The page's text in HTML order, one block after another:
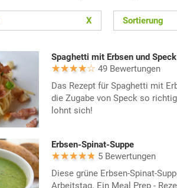
X Sortierung
Spaghetti mit Erbsen und Speck
49 Bewertungen
Das Rezept für Spaghetti mit
die Zugabe von Speck so
lohnt sich!
Erbsen-Spinat-Suppe
5 Bewertungen
Diese grüne Erbsen-Spinat-
Arbeitstag. Ein Meal Prep -